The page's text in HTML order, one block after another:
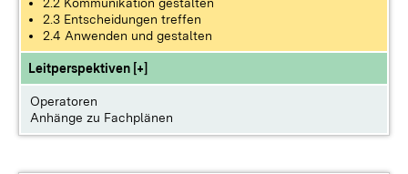
2.3 Entscheidungen treffen
2.4 Anwenden und gestalten
Leitperspektiven [+]
Operatoren
Anhänge zu Fachplänen